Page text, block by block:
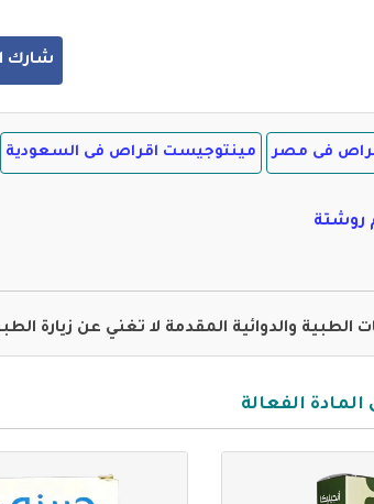
شارك
فى مصر مينتوجيست اقراص فى السعودية
روشتة
الطبية والدوائية المقدمة لا تغني عن زيارة
الفعالة